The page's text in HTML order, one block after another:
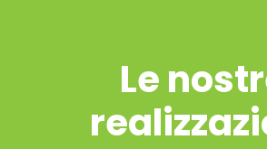
Le